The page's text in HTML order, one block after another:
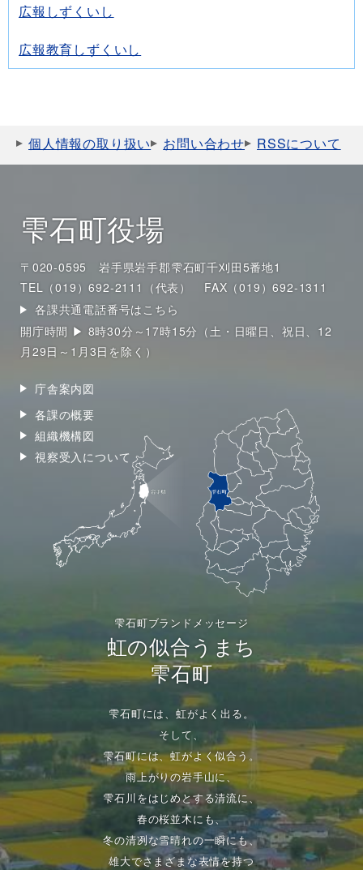
広報しずくいし
広報教育しずくいし
個人情報の取り扱い お問い合わせ RSSについて
雫石町役場
〒020-0595 岩手県岩手郡雫石町千刈田5番地1
TEL（019）692-2111（代表）
FAX（019）692-1311
各課共通電話番号はこちら
開庁時間 ▶ 8時30分～17時15分（土・日曜日、祝日、12
月29日～1月3日を除く）
庁舎案内図
各課の概要
組織機構図
視察受入について
雫石町ブランドメッセージ
虹の似合うまち
雫石町
雫石町には、虹がよく出る。
そして、
雫石町には、虹がよく似合う。
雨上がりの岩手山に、
雫石川をはじめとする清流に、
春の桜並木にも、
冬の清冽な雪晴れの一瞬にも、
雄大でさまざまな表情を持つ